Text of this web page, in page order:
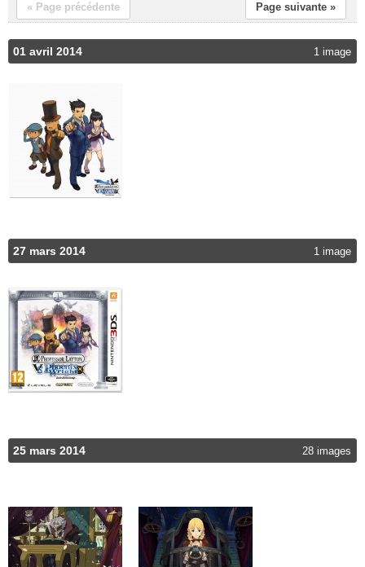
« Page précédente Page suivante »
01 avril 2014 1 image
27 mars 2014 1 image
25 mars 2014 28 images